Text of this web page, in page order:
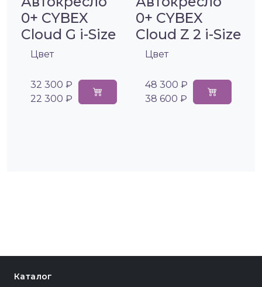
0+ CYBEX
Cloud G i-Size
Цвет
32 300 ₽
22 300 ₽
0+ CYBEX
Cloud Z 2 i-Size
Цвет
48 300 ₽
38 600 ₽
Каталог